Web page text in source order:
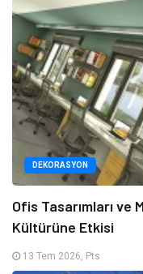
DEKORASYON
Ofis Tasarımları ve
Kültürüne Etkisi
13 Tem 2026, Pts